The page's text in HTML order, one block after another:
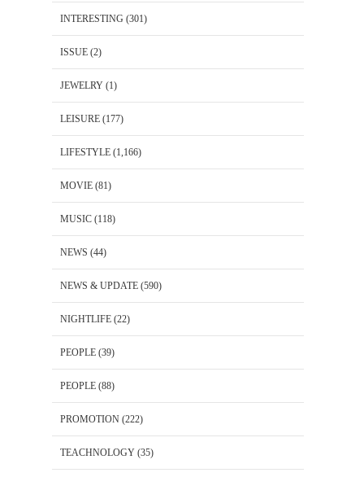
INTERESTING (301)
ISSUE (2)
JEWELRY (1)
LEISURE (177)
LIFESTYLE (1,166)
MOVIE (81)
MUSIC (118)
NEWS (44)
NEWS & UPDATE (590)
NIGHTLIFE (22)
PEOPLE (39)
PEOPLE (88)
PROMOTION (222)
TEACHNOLOGY (35)